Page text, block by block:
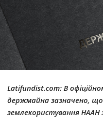
Latifundist.com:В
держмайна зазначено,
землекористування НААН